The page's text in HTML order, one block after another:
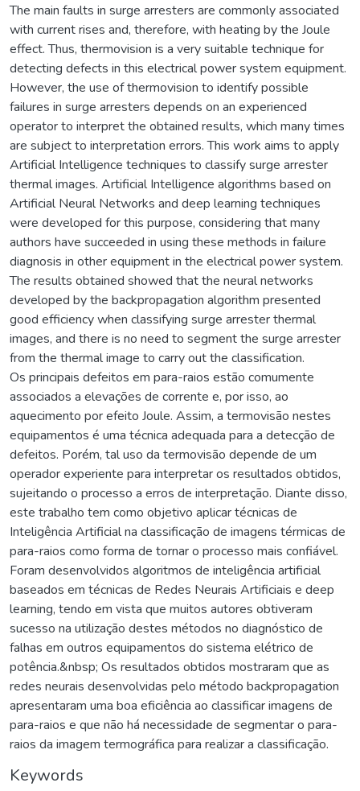
The main faults in surge arresters are commonly associated
with current rises and, therefore, with heating by the Joule
effect. Thus, thermovision is a very suitable technique for
detecting defects in this electrical power system equipment.
However, the use of thermovision to identify possible
failures in surge arresters depends on an experienced
operator to interpret the obtained results, which many times
are subject to interpretation errors. This work aims to apply
Artificial Intelligence techniques to classify surge arrester
thermal images. Artificial Intelligence algorithms based on
Artificial Neural Networks and deep learning techniques
were developed for this purpose, considering that many
authors have succeeded in using these methods in failure
diagnosis in other equipment in the electrical power system.
The results obtained showed that the neural networks
developed by the backpropagation algorithm presented
good efficiency when classifying surge arrester thermal
images, and there is no need to segment the surge arrester
from the thermal image to carry out the classification.
Os principais defeitos em para-raios estão comumente
associados a elevações de corrente e, por isso, ao
aquecimento por efeito Joule. Assim, a termovisão nestes
equipamentos é uma técnica adequada para a detecção de
defeitos. Porém, tal uso da termovisão depende de um
operador experiente para interpretar os resultados obtidos,
sujeitando o processo a erros de interpretação. Diante disso,
este trabalho tem como objetivo aplicar técnicas de
Inteligência Artificial na classificação de imagens térmicas de
para-raios como forma de tornar o processo mais confiável.
Foram desenvolvidos algoritmos de inteligência artificial
baseados em técnicas de Redes Neurais Artificiais e deep
learning, tendo em vista que muitos autores obtiveram
sucesso na utilização destes métodos no diagnóstico de
falhas em outros equipamentos do sistema elétrico de
potência.&nbsp; Os resultados obtidos mostraram que as
redes neurais desenvolvidas pelo método backpropagation
apresentaram uma boa eficiência ao classificar imagens de
para-raios e que não há necessidade de segmentar o para-
raios da imagem termográfica para realizar a classificação.
Keywords